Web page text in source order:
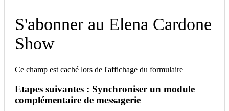
S'abonner au Elena Cardone
Show
Ce champ est caché lors de l'affichage du formulaire
Etapes suivantes : Synchroniser un module
complémentaire de messagerie